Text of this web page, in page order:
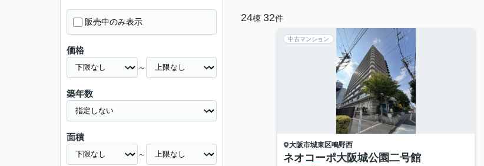
24棟 32件
中古マンション
大阪市城東区鴫野西
ネオコーポ大阪城公園二号館
販売中のみ表示
価格
～
築年数
面積
～